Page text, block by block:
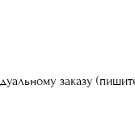
заказу